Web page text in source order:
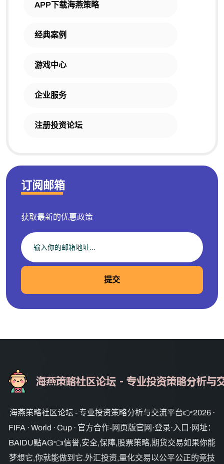
APP下载海燕策略
经典案例
游戏中心
企业服务
注册投资论坛
订阅邮箱
获取最新的优惠政策
提交
海燕策略社区论坛 - 专业投资策略分析与交流平台👉2026 ·
FIFA · World · Cup · 官方合作-网页版官网·登录·入口·网址：
BAIDU點AG👈信誉,安全,保障,股票策略,期货交易如果你能
梦想它,你就能做到它.外汇投资,量化交易以公平公正的竞技